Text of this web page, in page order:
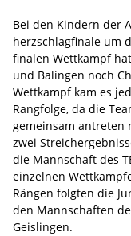
Bei den Kindern der
herzschlagfinale um
finalen Wettkampf
und Balingen noch
Wettkampf kam es
Rangfolge, da die
gemeinsam antreten
zwei
die Mannschaft des
einzelnen
Rängen folgten die
den Mannschaften
Geislingen.